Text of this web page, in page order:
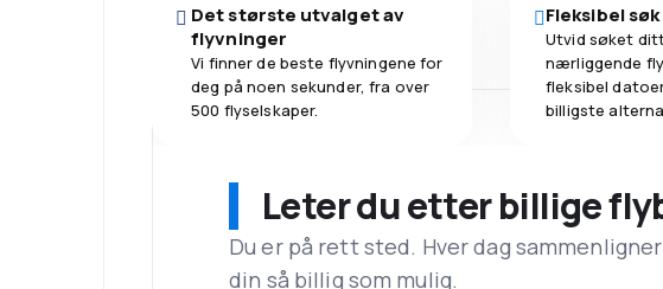
Det største utvalget av
flyvninger
Vi finner de beste flyvningene for
deg på noen sekunder, fra over
500 flyselskaper.
Fleksibel søk
Utvid søket
nærliggende
fleksibel
billigste
Leter du etter billige
Du er på rett sted. Hver dag
din så billig som mulig.